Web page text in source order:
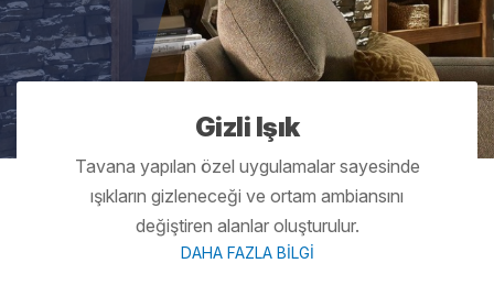
Gizli Işık
Tavana yapılan özel uygulamalar sayesinde
ışıkların gizleneceği ve ortam ambiansını
değiştiren alanlar oluşturulur.
DAHA FAZLA BİLGİ